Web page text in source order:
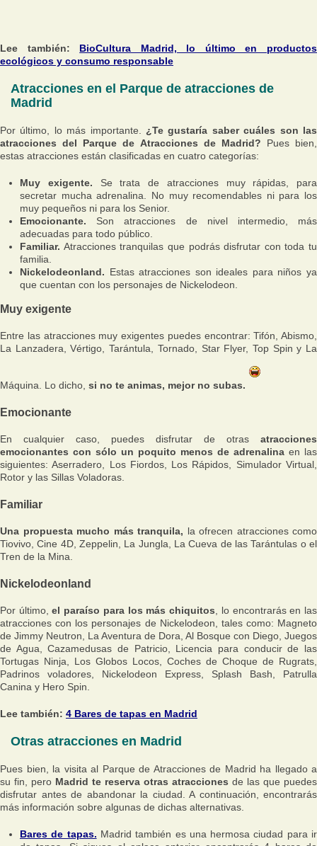
Lee también: BioCultura Madrid, lo último en productos
ecológicos y consumo responsable
Atracciones en el Parque de atracciones de
Madrid
Por último, lo más importante. ¿Te gustaría saber cuáles son las
atracciones del Parque de Atracciones de Madrid? Pues bien,
estas atracciones están clasificadas en cuatro categorías:
Muy exigente. Se trata de atracciones muy rápidas, para
secretar mucha adrenalina. No muy recomendables ni para los
muy pequeños ni para los Senior.
Emocionante. Son atracciones de nivel intermedio, más
adecuadas para todo público.
Familiar. Atracciones tranquilas que podrás disfrutar con toda tu
familia.
Nickelodeonland. Estas atracciones son ideales para niños ya
que cuentan con los personajes de Nickelodeon.
Muy exigente
Entre las atracciones muy exigentes puedes encontrar: Tifón, Abismo,
La Lanzadera, Vértigo, Tarántula, Tornado, Star Flyer, Top Spin y La
Máquina. Lo dicho, si no te animas, mejor no subas.
Emocionante
En cualquier caso, puedes disfrutar de otras atracciones
emocionantes con sólo un poquito menos de adrenalina en las
siguientes: Aserradero, Los Fiordos, Los Rápidos, Simulador Virtual,
Rotor y las Sillas Voladoras.
Familiar
Una propuesta mucho más tranquila, la ofrecen atracciones como
Tiovivo, Cine 4D, Zeppelin, La Jungla, La Cueva de las Tarántulas o el
Tren de la Mina.
Nickelodeonland
Por último,el paraíso para los más chiquitos , lo encontrarás en las
atracciones con los personajes de Nickelodeon, tales como: Magneto
de Jimmy Neutron, La Aventura de Dora, Al Bosque con Diego, Juegos
de Agua, Cazamedusas de Patricio, Licencia para conducir de las
Tortugas Ninja, Los Globos Locos, Coches de Choque de Rugrats,
Padrinos voladores, Nickelodeon Express, Splash Bash, Patrulla
Canina y Hero Spin.
Lee también: 4 Bares de tapas en Madrid
Otras atracciones en Madrid
Pues bien, la visita al Parque de Atracciones de Madrid ha llegado a
su fin, pero Madrid te reserva otras atracciones de las que puedes
disfrutar antes de abandonar la ciudad. A continuación, encontrarás
más información sobre algunas de dichas alternativas.
Bares de tapas. Madrid también es una hermosa ciudad para ir